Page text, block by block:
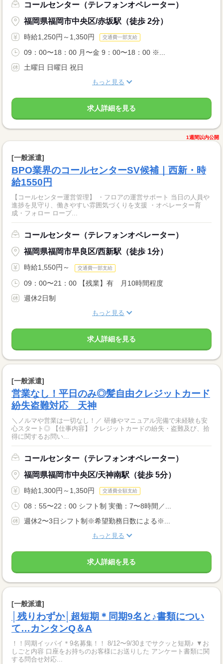
コールセンター（テレフォンオペレーター）
福岡県福岡市中央区/赤坂駅（徒歩 2分）
時給1,250円～1,350円 交通費一部支給
09：00〜18：00 月〜金 9：00〜18：00 ※...
土曜日 日曜日 祝日
もっと見る
求人詳細を見る
1週間以内公開
[一般派遣]
BPO業界のコールセンターSV候補｜西新・時
給1550円
【コールセンター運営管理】 ・フロアの運営サポート 当日の人員や
進捗を見守り、働きやすい雰囲気づくりを支援 ・オペレーター育
成・フォロー ロープ...
コールセンター（テレフォンオペレーター）
福岡県福岡市早良区/西新駅（徒歩 1分）
時給1,550円～ 交通費一部支給
09：00〜21：00 【残業】有 月10時間程度
週休2日制
もっと見る
求人詳細を見る
[一般派遣]
営業なし！平日のみ◎髪自由クレジットカード
紛失盗難対応 天神
＼ノルマや営業は一切なし！／ 研修やマニュアル完備で未経験も安
心スタート◎ 【仕事内容】 クレジットカードの紛失・盗難及び、拾
得に関するお問い...
コールセンター（テレフォンオペレーター）
福岡県福岡市中央区/天神南駅（徒歩 5分）
時給1,300円～1,350円 交通費全額支給
08：55〜22：00 シフト制 実働：7〜8時間／...
週休2〜3日シフト制※希望勤務日数による※...
もっと見る
求人詳細を見る
[一般派遣]
│残りわずか│超短期＊同期9名と♪書類につい
て…カンタンQ＆A
！！同期イッパイ＊9名募集！！ 8/12〜9/30までサクッと短期♪ ▼お
しごと内容 口座をお持ちのお客様にお送りした アンケート書類に関
する問合せ対応...